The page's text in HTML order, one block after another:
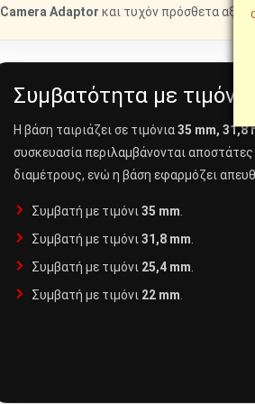
Camera Adaptor και τυχόν πρόσθετα
Συμβατότητα με
Η βάση ταιριάζει σε τιμόνια35 mm, 31,8
συσκευασία περιλαμβάνονται αποστάτες
διαμέτρους, ενώ η βάση εφαρμόζει
Συμβατή με τιμόνι 35 mm
Συμβατή με τιμόνι 31,8 mm
Συμβατή με τιμόνι 25,4 mm
Συμβατή με τιμόνι 22 mm